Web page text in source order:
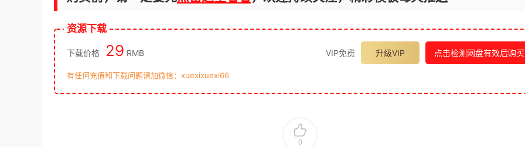
资源下载
下载价格 29 RMB VIP免费 升级VIP 点击检测网盘有效后购买
有任何充值和下载问题请加微信：xuexixuexi66
0